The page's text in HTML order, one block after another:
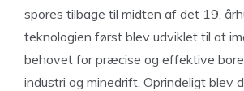
spores tilbage til midten af det 19.
teknologien først blev udviklet til at
behovet for præcise og effektive
industri og minedrift. Oprindeligt blev